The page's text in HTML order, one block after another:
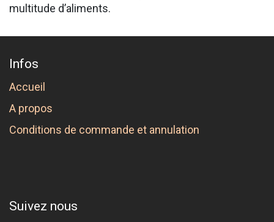
multitude d’aliments.
Infos
Accueil
A propos
Conditions de commande et annulation
Suivez nous